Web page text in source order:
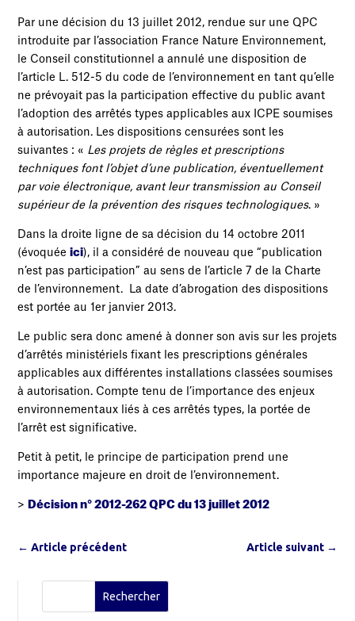
Par une décision du 13 juillet 2012, rendue sur une QPC
introduite par l’association France Nature Environnement,
le Conseil constitutionnel a annulé une disposition de
l’article L. 512-5 du code de l’environnement en tant qu’elle
ne prévoyait pas la participation effective du public avant
l’adoption des arrêtés types applicables aux ICPE soumises
à autorisation. Les dispositions censurées sont les
suivantes : « Les projets de règles et prescriptions
techniques font l’objet d’une publication, éventuellement
par voie électronique, avant leur transmission au Conseil
supérieur de la prévention des risques technologiques. »
Dans la droite ligne de sa décision du 14 octobre 2011
(évoquéeici), il a considéré de nouveau que “publication
n’est pas participation” au sens de l’article 7 de la Charte
de l’environnement. La date d’abrogation des dispositions
est portée au 1er janvier 2013.
Le public sera donc amené à donner son avis sur les projets
d’arrêtés ministériels fixant les prescriptions générales
applicables aux différentes installations classées soumises
à autorisation. Compte tenu de l’importance des enjeux
environnementaux liés à ces arrêtés types, la portée de
l’arrêt est significative.
Petit à petit, le principe de participation prend une
importance majeure en droit de l’environnement.
> Décision n° 2012-262 QPC du 13 juillet 2012
←Article précédent Article suivant→